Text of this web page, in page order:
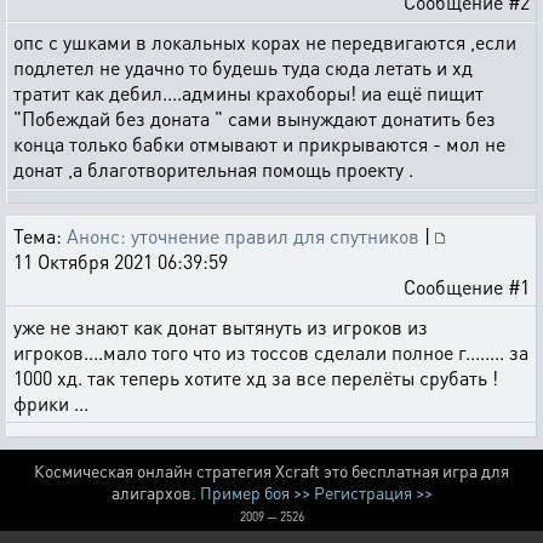
опс с ушками в локальных корах не передвигаются ,если
подлетел не удачно то будешь туда сюда летать и хд
тратит как дебил....админы крахоборы! иа ещё пищит
"Побеждай без доната " сами вынуждают донатить без
конца только бабки отмывают и прикрываются - мол не
донат ,а благотворительная помощь проекту .
Тема: Анонс: уточнение правил для спутников |
11 Октября 2021 06:39:59
Сообщение #1
уже не знают как донат вытянуть из игроков из
игроков....мало того что из тоссов сделали полное г........ за
1000 хд. так теперь хотите хд за все перелёты срубать !
фрики ...
Космическая онлайн стратегия Xcraft это бесплатная игра для
алигархов. Пример боя >> Регистрация >>
2009 — 2526